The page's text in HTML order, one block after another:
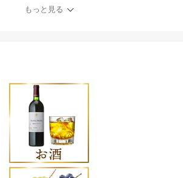
0g 700g 1.2kg 2kg 2キロ
定期 フルーツ 果物 くだ
もっと見る